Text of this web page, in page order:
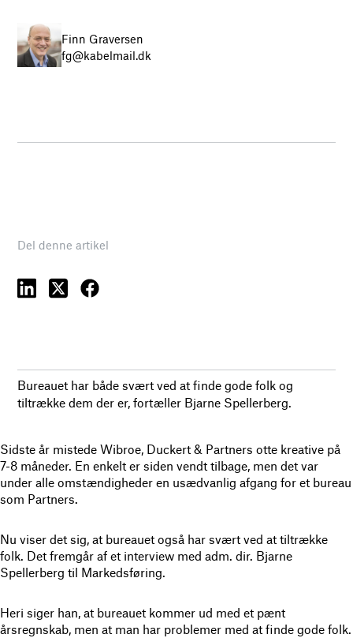
Finn Graversen
fg@kabelmail.dk
Del denne artikel
Bureauet har både svært ved at finde gode folk og
tiltrække dem der er, fortæller Bjarne Spellerberg.
Sidste år mistede Wibroe, Duckert & Partners otte kreative på
7-8 måneder. En enkelt er siden vendt tilbage, men det var
under alle omstændigheder en usædvanlig afgang for et bureau
som Partners.
Nu viser det sig, at bureauet også har svært ved at tiltrække
folk. Det fremgår af et interview med adm. dir. Bjarne
Spellerberg til Markedsføring.
Heri siger han, at bureauet kommer ud med et pænt
årsregnskab, men at man har problemer med at finde gode folk.